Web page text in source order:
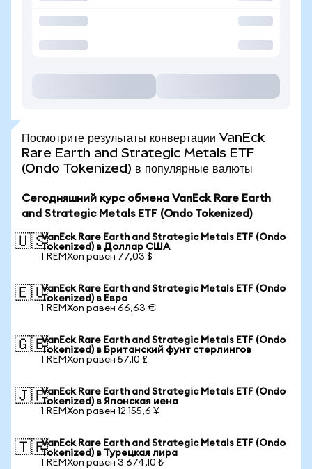
Посмотрите результаты конвертации VanEck
Rare Earth and Strategic Metals ETF
(Ondo Tokenized) в популярные валюты
Сегодняшний курс обмена VanEck Rare Earth
and Strategic Metals ETF (Ondo Tokenized)
🇺🇸VanEck Rare Earth and Strategic Metals ETF (Ondo
Tokenized) в Доллар США
1 REMXon равен 77,03 $
🇪🇺VanEck Rare Earth and Strategic Metals ETF (Ondo
Tokenized) в Евро
1 REMXon равен 66,63 €
🇬🇧VanEck Rare Earth and Strategic Metals ETF (Ondo
Tokenized) в Британский фунт стерлингов
1 REMXon равен 57,10 £
🇯🇵VanEck Rare Earth and Strategic Metals ETF (Ondo
Tokenized) в Японская иена
1 REMXon равен 12 155,6 ¥
🇹🇷VanEck Rare Earth and Strategic Metals ETF (Ondo
Tokenized) в Турецкая лира
1 REMXon равен 3 674,10 ₺